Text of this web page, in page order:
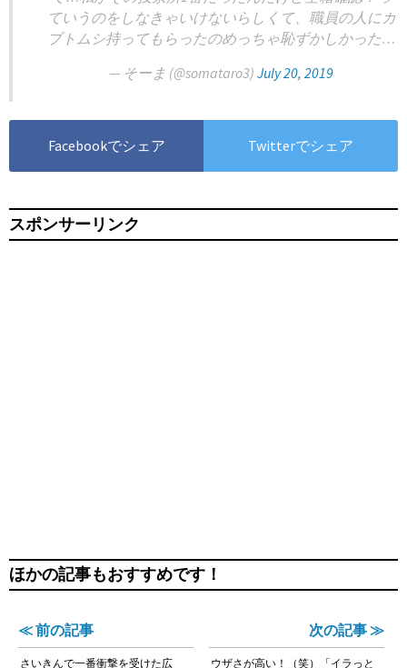
ていうのをしなきゃいけないらしくて、職員の人にカ
ブトムシ持ってもらったのめっちゃ恥ずかしかった…
— そーま (@somataro3) July 20, 2019
Facebookでシェア Twitterでシェア
スポンサーリンク
ほかの記事もおすすめです！
≪ 前の記事
さいきんで一番衝撃を受けた広
次の記事 ≫
ウザさが高い！（笑）「イラっと